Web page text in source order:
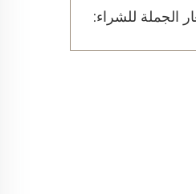
الجملة للشراء: